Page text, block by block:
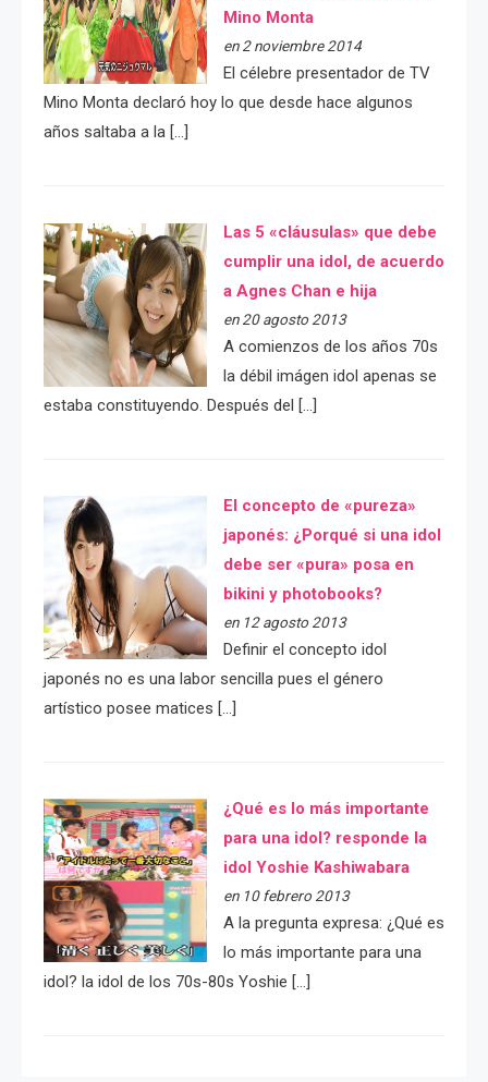
Mino Monta
en 2 noviembre 2014
El célebre presentador de TV
Mino Monta declaró hoy lo que desde hace algunos
años saltaba a la […]
Las 5 «cláusulas» que debe
cumplir una idol, de acuerdo
a Agnes Chan e hija
en 20 agosto 2013
A comienzos de los años 70s
la débil imágen idol apenas se
estaba constituyendo. Después del […]
El concepto de «pureza»
japonés: ¿Porqué si una idol
debe ser «pura» posa en
bikini y photobooks?
en 12 agosto 2013
Definir el concepto idol
japonés no es una labor sencilla pues el género
artístico posee matices […]
¿Qué es lo más importante
para una idol? responde la
idol Yoshie Kashiwabara
en 10 febrero 2013
A la pregunta expresa: ¿Qué es
lo más importante para una
idol? la idol de los 70s-80s Yoshie […]